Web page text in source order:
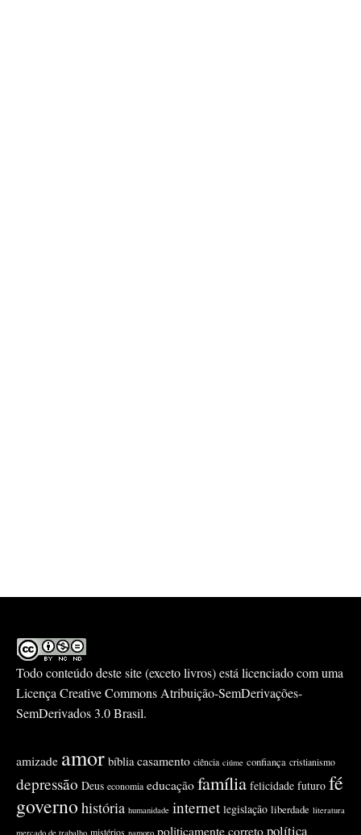
Todo conteúdo deste site (exceto livros) está licenciado com uma
LicençaCreative Commons Atribuição-SemDerivações-
SemDerivados 3.0 Brasil.
amizade amor bíblia casamento ciência ciúme confiança cristianismo
depressão Deus economia educação família felicidade futuro fé
governo história humanidade internet legislação liberdade literatura
mistérios politicamente correto política